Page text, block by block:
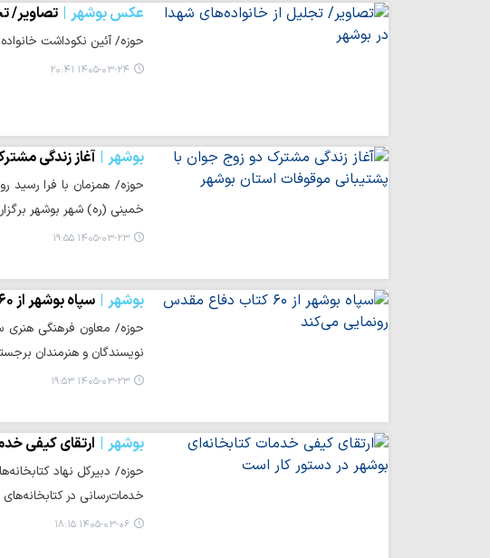
عکس بوشهر تصاویر/
حوزه/ آئین نکوداشت
۱۴۰۵-۰۳-۲۴ ۲۰:۴۱
بوشهر آغاز زندگی
حوزه/ همزمان با فرا رسید
خمینی (ره) شهر بوشهر
۱۴۰۵-۰۳-۲۳ ۱۹:۵۵
بوشهر سپاه بوشهر از ۶۰ کتاب دفاع مقدس رونمایی می‌کند
نویسندگان و هنرمندان
۱۴۰۵-۰۳-۲۳ ۱۹:۵۳
بوشهر ارتقای کیفی
حوزه/ دبیرکل نهاد
خدمات‌رسانی در
۱۴۰۵-۰۳-۰۶ ۱۸:۱۵